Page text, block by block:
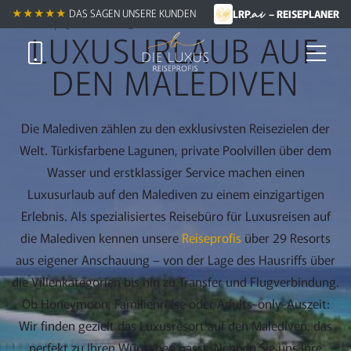
★★★★★ DAS SAGEN UNSERE KUNDEN LRP.ai – REISEPLANER
Zum
Hauptinhalt
springen
Robinson Crusoes schönster Traum
LUXUSURLAUB AUF
DEN MALEDIVEN
Die Malediven zählen zu den exklusivsten Reisezielen der
Welt. Türkisfarbene Lagunen, private Poolvillen über dem
Wasser und erstklassiger Service machen einen
Luxusurlaub auf den Malediven zu einem einzigartigen
Erlebnis. Als spezialisiertes Reisebüro für Luxusreisen auf
die Malediven kennen unsere Reiseprofis über 29 Resorts
aus eigener Anschauung – von der Lage des Hausriffs über
die Villenkategorien bis hin zu Transfer und Flugverbindung.
Ob Honeymoon, Familienreise oder Adults-only-Auszeit:
Wir finden gezielt das Luxusresort auf den Malediven, das
perfekt zu Ihren Wünschen passt. Nennen Sie uns Ihre